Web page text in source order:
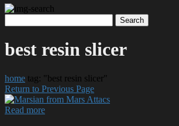
best resin slicer
home tag: "best resin slicer"
Return to Previous Page
Read more